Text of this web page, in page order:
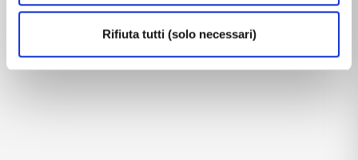
Rifiuta tutti (solo necessari)